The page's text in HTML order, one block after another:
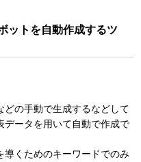
ットを自動作成するツ
の手動で生成するなどして
データを用いて自動で作成で
導くためのキーワードでのみ